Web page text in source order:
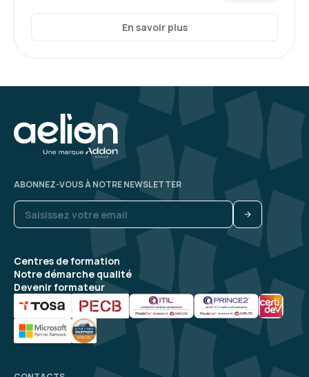
En savoir plus
Centres de formation
Notre démarche qualité
Devenir formateur
ABONNEZ-VOUS À NOTRE NEWSLETTER